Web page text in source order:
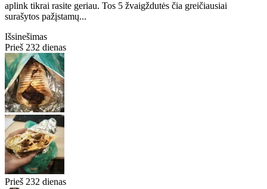
aplink tikrai rasite geriau. Tos 5 žvaigždutės čia greičiausiai
surašytos pažįstamų...
Išsinešimas
Prieš 232 dienas
Prieš 232 dienas